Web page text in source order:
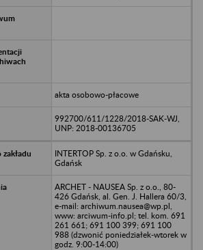
akta osobowo-płacowe
992700/611/1228/2018-SAK-WJ,
UNP: 2018-00136705
INTERTOP Sp. z o.o. w Gdańsku,
Gdańsk
ARCHET - NAUSEA Sp. z o.o., 80-
426 Gdańsk, al. Gen. J. Hallera 60/3,
e-mail: archiwum.nausea@wp.pl,
www: arciwum-info.pl; tel. kom. 691
261 661; 691 100 399; 691 100
988 (dzwonić poniedziałek-wtorek w
godz. 9:00-14:00)